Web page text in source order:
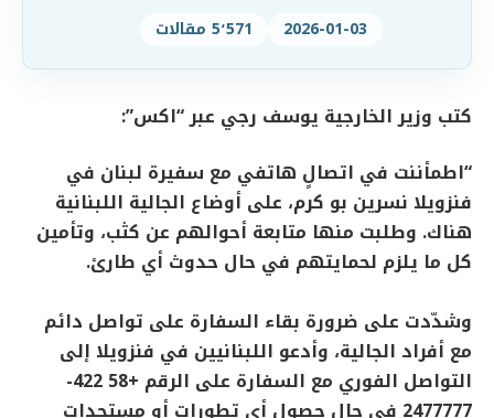
2026-01-03 5٬571 مقالات
كتب وزير الخارجية يوسف رجي عبر “اكس”:
“اطمأننت في اتصالٍ هاتفي مع سفيرة لبنان في
فنزويلا نسرين بو كرم، على أوضاع الجالية اللبنانية
هناك. وطلبت منها متابعة أحوالهم عن كثب، وتأمين
كل ما يلزم لحمايتهم في حال حدوث أي طارئ.
وشدّدت على ضرورة بقاء السفارة على تواصل دائم
مع أفراد الجالية، وأدعو اللبنانيين في فنزويلا إلى
التواصل الفوري مع السفارة على الرقم +58 422-